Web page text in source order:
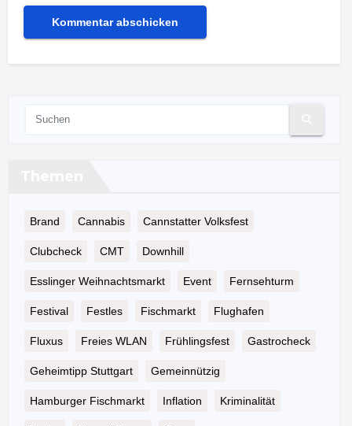
Brand Cannabis Cannstatter Volksfest
Clubcheck CMT Downhill
Esslinger Weihnachtsmarkt Event Fernsehturm
Festival Festles Fischmarkt Flughafen
Fluxus Freies WLAN Frühlingsfest Gastrocheck
Geheimtipp Stuttgart Gemeinnützig
Hamburger Fischmarkt Inflation Kriminalität